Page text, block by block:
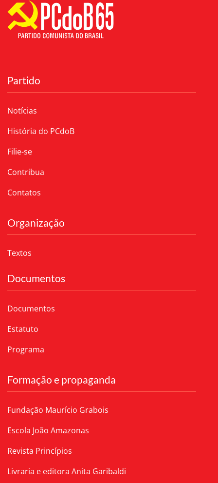
Partido
Notícias
História do PCdoB
Filie-se
Contribua
Contatos
Organização
Textos
Documentos
Documentos
Estatuto
Programa
Formação e propaganda
Fundação Maurício Grabois
Escola João Amazonas
Revista Princípios
Livraria e editora Anita Garibaldi